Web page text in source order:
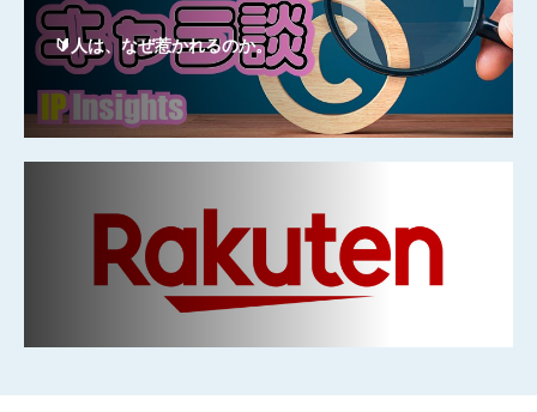
🔰人は、なぜ惹かれるのか。